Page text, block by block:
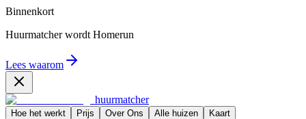
Binnenkort
Huurmatcher wordt Homerun
Lees waarom
huurmatcher
Hoe het werkt Prijs Over Ons Alle huizen Kaart